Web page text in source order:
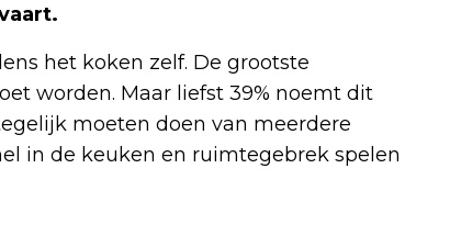
het koken zelf. De grootste
worden. Maar liefst 39% noemt dit
moeten doen van meerdere
in de keuken en ruimtegebrek spelen